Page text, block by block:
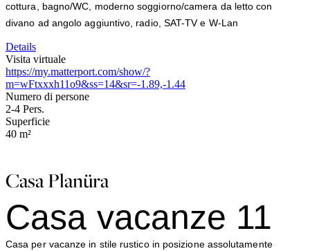
cottura, bagno/WC, moderno soggiorno/camera da letto con
divano ad angolo aggiuntivo, radio, SAT-TV e W-Lan
Details
Visita virtuale
https://my.matterport.com/show/?
m=wFtxxxh11o9&ss=14&sr=-1.89,-1.44
Numero di persone
2-4 Pers.
Superficie
40 m²
Casa Planüra
Casa vacanze 11
Casa per vacanze in stile rustico in posizione assolutamente